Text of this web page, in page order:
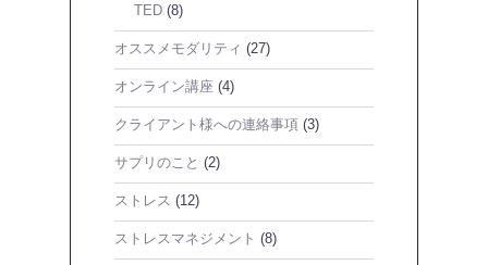
TED (8)
オススメモダリティ (27)
オンライン講座 (4)
クライアント様への連絡事項 (3)
サプリのこと (2)
ストレス (12)
ストレスマネジメント (8)